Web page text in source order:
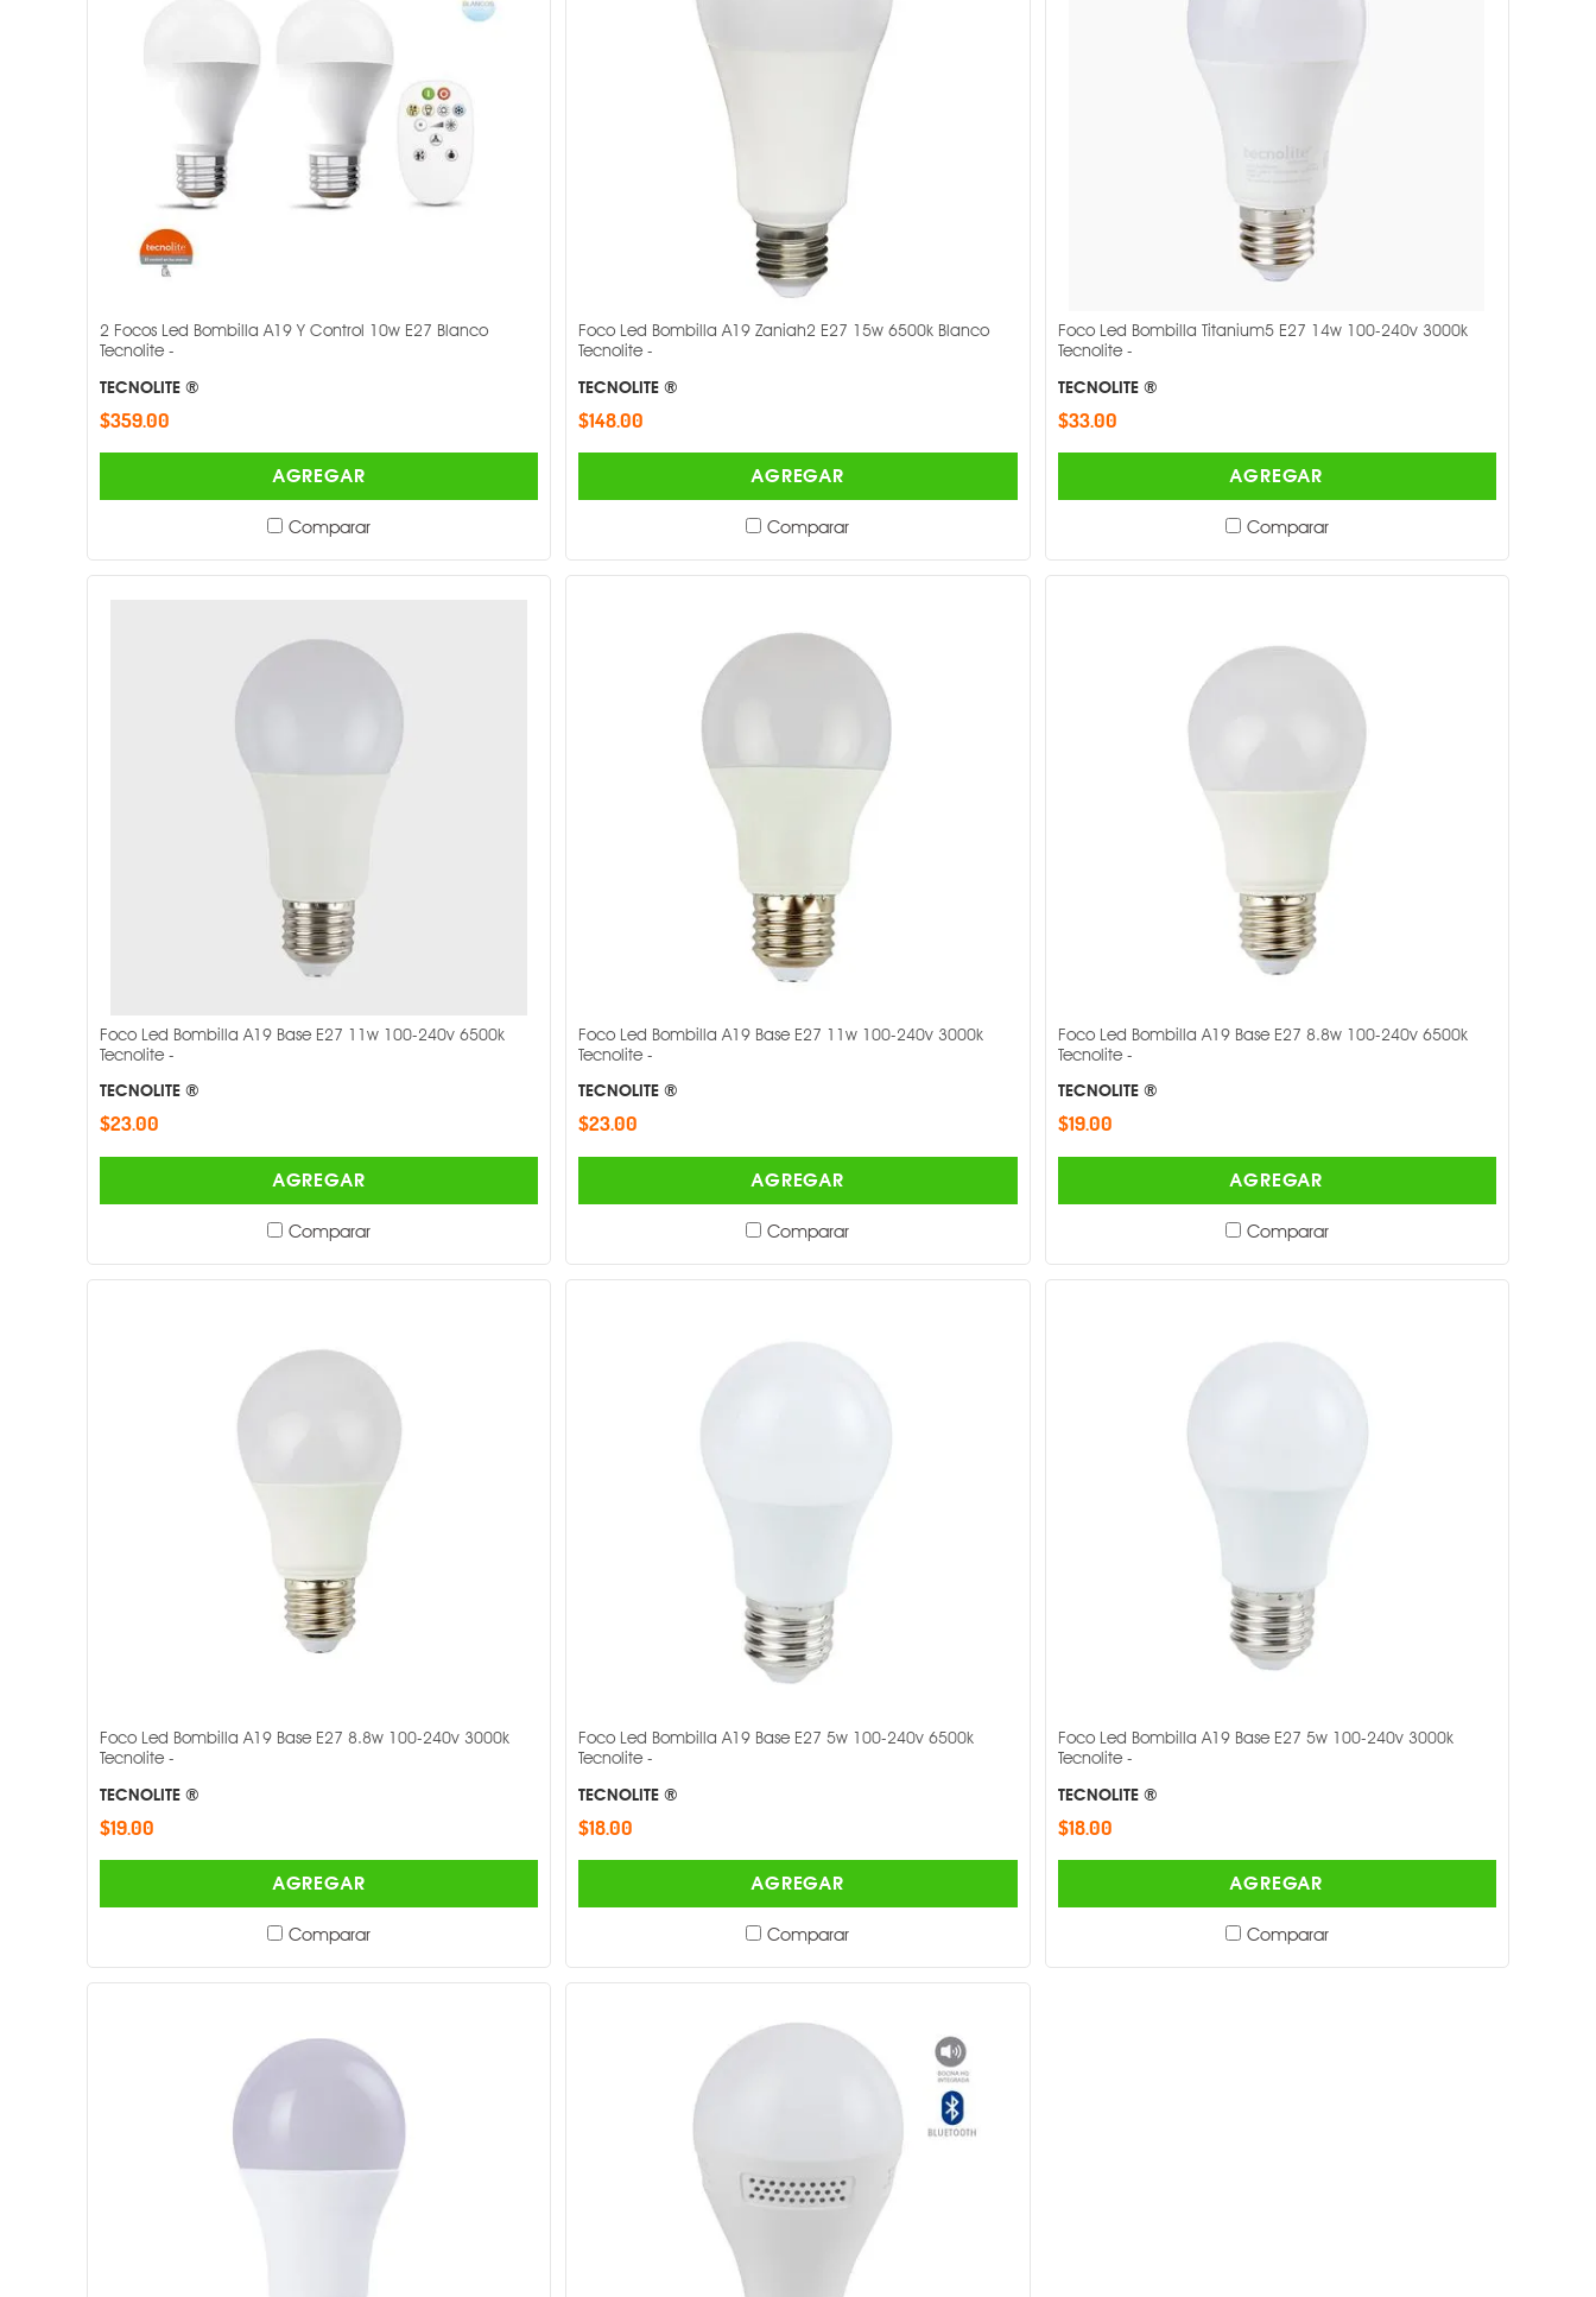
2 Focos Led Bombilla A19 Y Control 10w E27 Blanco
Tecnolite -
TECNOLITE ®
$359.00
AGREGAR
Comparar
Foco Led Bombilla A19 Zaniah2 E27 15w 6500k Blanco
Tecnolite -
TECNOLITE ®
$148.00
AGREGAR
Comparar
Foco Led Bombilla Titanium5 E27 14w 100-240v 3000k
Tecnolite -
TECNOLITE ®
$33.00
AGREGAR
Comparar
Foco Led Bombilla A19 Base E27 11w 100-240v 6500k
Tecnolite -
TECNOLITE ®
$23.00
AGREGAR
Comparar
Foco Led Bombilla A19 Base E27 11w 100-240v 3000k
Tecnolite -
TECNOLITE ®
$23.00
AGREGAR
Comparar
Foco Led Bombilla A19 Base E27 8.8w 100-240v 6500k
Tecnolite -
TECNOLITE ®
$19.00
AGREGAR
Comparar
Foco Led Bombilla A19 Base E27 8.8w 100-240v 3000k
Tecnolite -
TECNOLITE ®
$19.00
AGREGAR
Comparar
Foco Led Bombilla A19 Base E27 5w 100-240v 6500k
Tecnolite -
TECNOLITE ®
$18.00
AGREGAR
Comparar
Foco Led Bombilla A19 Base E27 5w 100-240v 3000k
Tecnolite -
TECNOLITE ®
$18.00
AGREGAR
Comparar